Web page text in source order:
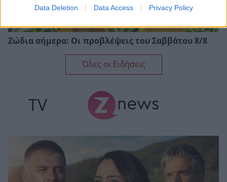
Data Deletion Data Access Privacy Policy
Ζώδια σήμερα: Οι προβλέψεις του Σαββάτου 8/8
Όλες οι Ειδήσεις
TV